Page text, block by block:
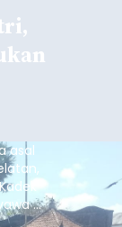
asal
di